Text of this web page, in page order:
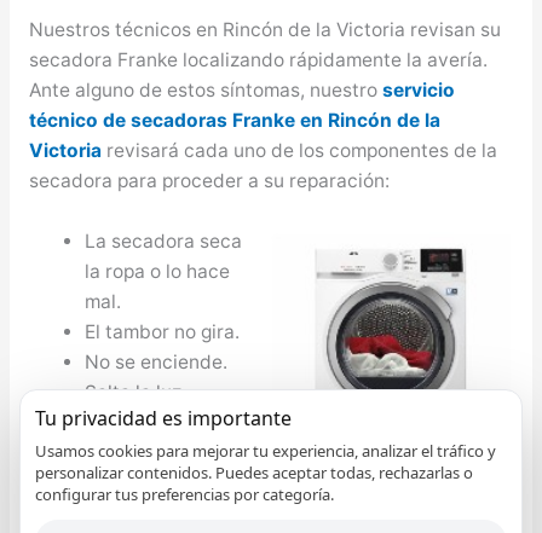
Nuestros técnicos en Rincón de la Victoria revisan su
secadora Franke localizando rápidamente la avería.
Ante alguno de estos síntomas, nuestro servicio
técnico de secadoras Franke en Rincón de la
Victoriarevisará cada uno de los componentes de la
secadora para proceder a su reparación:
La secadora seca
la ropa o lo hace
mal.
El tambor no gira.
No se enciende.
Salta la luz.
No cierra bien.
Desagua mal.
Hace mucho
Tu privacidad es importante
Usamos cookies para mejorar tu experiencia, analizar el tráfico y
personalizar contenidos. Puedes aceptar todas, rechazarlas o
configurar tus preferencias por categoría.